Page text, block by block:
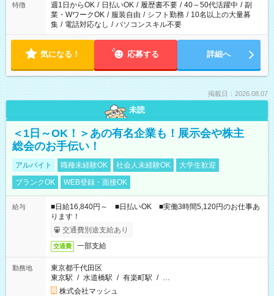
特徴 週1日からOK / 日払いOK / 履歴書不要 / 40～50代活躍中 / 副
業・WワークOK / 服装自由 / シフト勤務 / 10名以上の大量募
集 / 電話対応なし / パソコンスキル不要
気になる！ 応募する 詳細へ
掲載日：2026.08.07
未読
＜1日～OK！＞あの有名企業も！展示会や株主
総会のお手伝い！
アルバイト 職種未経験OK 社会人未経験OK
大学生歓迎
ブランクOK
WEB登録・面接OK
給与
■日給16,840円～ ■日払いOK ■実働3時間5,120円のお仕事あ
ります！
交通費別途支給あり
交通費 一部支給
勤務地
東京都千代田区
東京駅 / 水道橋駅 / 有楽町駅 / …
株式会社マッシュ